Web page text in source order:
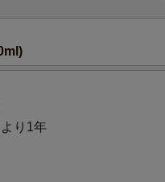
すすめ】
植物本来の自然な力から生
いわれる貴重な製法「釜炒
ろぎ）洋一さんは語ります
じて有機栽培に取り組み腕
言葉の通り自然界がもたら
います。
茶葉を、高温の鉄釜で一気
り1年